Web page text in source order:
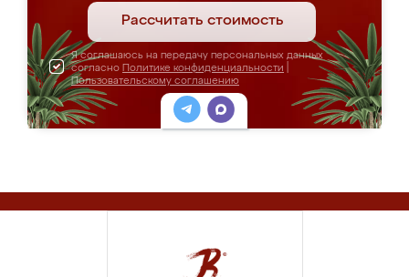
Рассчитать стоимость
Я соглашаюсь на передачу персональных данных
согласно Политике конфиденциальности
Пользовательскому соглашению